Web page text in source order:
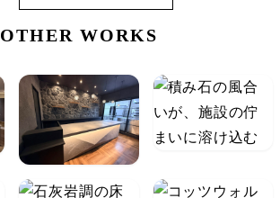
OTHER WORKS